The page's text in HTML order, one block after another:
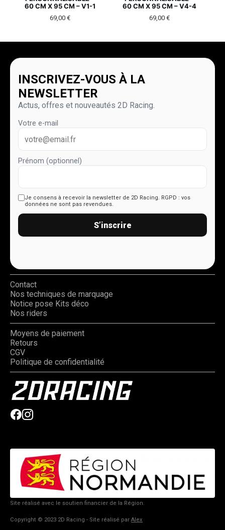
60 CM X 95 CM – V1-1
69,00 €
60 CM X 95 CM – V4-4
69,00 €
INSCRIVEZ-VOUS À LA
NEWSLETTER
Actus, offres et nouveautés 2D Racing.
Votre e-mail
Prénom (optionnel)
Je consens à recevoir la newsletter de 2D Racing. RGPD : vos
données ne sont pas revendues.
S’inscrire
Contact
Nos techniques de marquage
Notice pose Kits déco
Nos riders
Moyens de paiement
Retours
CGV
Politique de confidentialité
Site réalisé avec le soutien financier de la Région.
Copyright © 2023 2D Racing - Site réalisé par Alex